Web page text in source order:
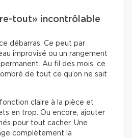
tout» incontrôlable
débarras. Ce peut par
improvisé ou un rangement
Au fil des mois, ce
de tout ce qu’on ne sait
claire à la pièce et
en trop. Ou encore, ajouter
pour tout cacher. Une
complètement la